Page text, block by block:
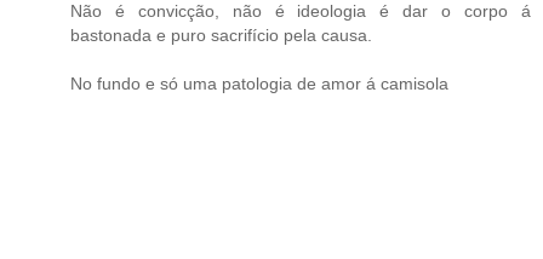
Não é convicção, não é ideologia é dar o corpo á
bastonada e puro sacrifício pela causa.
No fundo e só uma patologia de amor á camisola